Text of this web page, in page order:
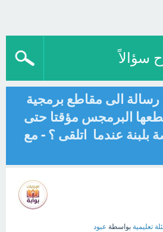
سؤالاً
رسالة الى مقاطع برمجية
البرمجس مؤقتا حتى
بلبنة عندما اتلقى ؟ - مع
تعليمية بواسطة عبود